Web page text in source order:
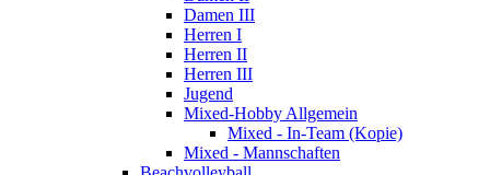
Damen III
Herren I
Herren II
Herren III
Jugend
Mixed-Hobby Allgemein
Mixed - In-Team (Kopie)
Mixed - Mannschaften